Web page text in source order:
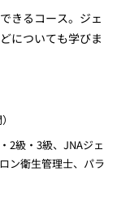
きるコース。ジェ
についても学びま
2級・3級、JNAジェ
ン衛生管理士、パラ